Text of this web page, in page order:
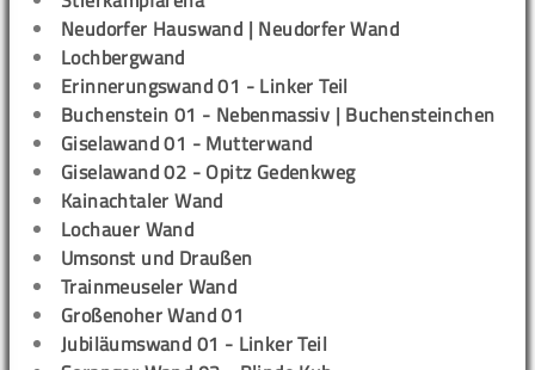
Neudorfer Hauswand | Neudorfer Wand
Lochbergwand
Erinnerungswand 01 - Linker Teil
Buchenstein 01 - Nebenmassiv | Buchensteinchen
Giselawand 01 - Mutterwand
Giselawand 02 - Opitz Gedenkweg
Kainachtaler Wand
Lochauer Wand
Umsonst und Draußen
Trainmeuseler Wand
Großenoher Wand 01
Jubiläumswand 01 - Linker Teil